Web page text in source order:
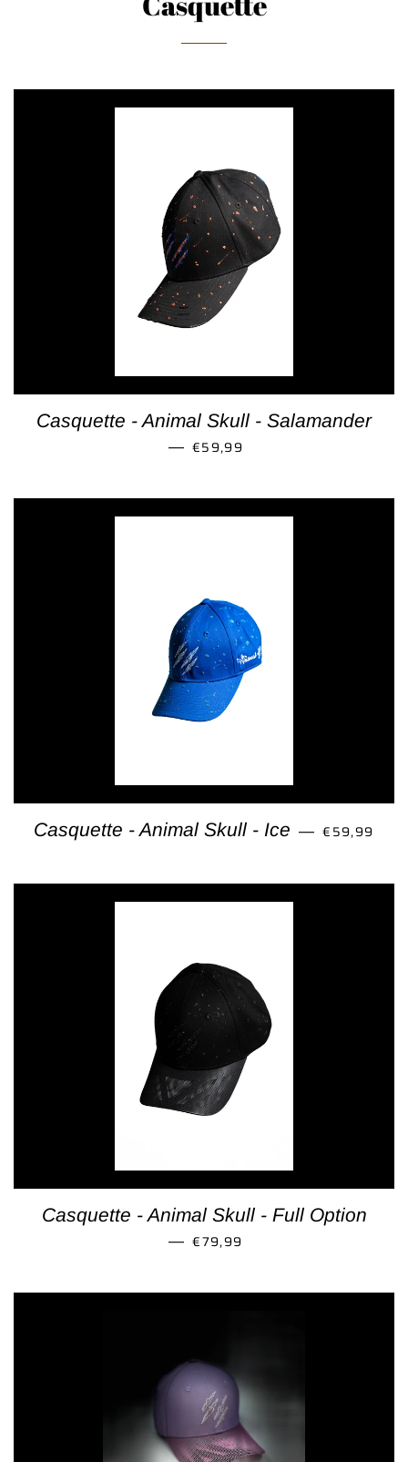
Casquette - Animal Skull - Salamander
— PRIX RÉGULIER
€59,99
Casquette - Animal Skull - Ice — PRIX
€59,99
Casquette - Animal Skull - Full Option
— PRIX RÉGULIER
€79,99